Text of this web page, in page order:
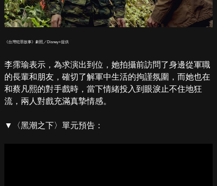
《台灣犯罪故事》劇照／Disney+提供
李霈瑜表示，為求演出到位，她拍攝前訪問了身邊從軍職
的長輩和朋友，確切了解軍中生活的拘謹氛圍，而她也在
和蔡凡熙的對手戲時，當下情緒投入到眼淚止不住地狂
流，兩人對戲充滿真摯情感。
▼〈黑潮之下〉單元預告：